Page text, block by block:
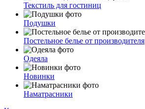
Текстиль для гостиниц
Подушки
Постельное белье от производителя
Одеяла
Новинки
Наматрасники